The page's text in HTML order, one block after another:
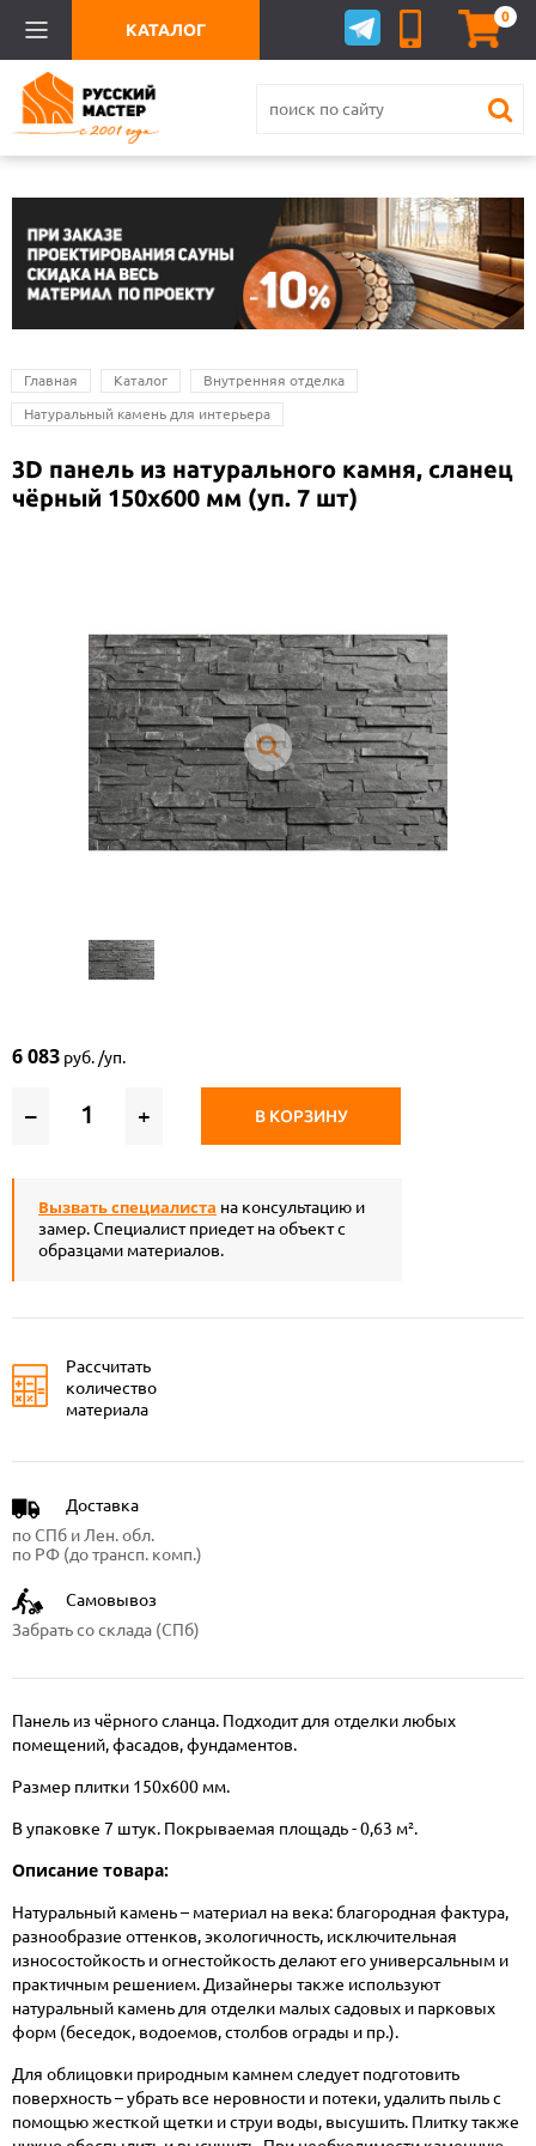
0
КАТАЛОГ
Главная Каталог Внутренняя отделка
Натуральный камень для интерьера
3D панель из натурального камня, сланец
чёрный 150х600 мм (уп. 7 шт)
6 083 руб. /уп.
– + В КОРЗИНУ
Вызвать специалиста на консультацию и
замер. Специалист приедет на объект с
образцами материалов.
Рассчитать
количество
материала
Доставка
по СПб и Лен. обл.
по РФ (до трансп. комп.)
Самовывоз
Забрать со склада (СПб)
Панель из чёрного сланца. Подходит для отделки любых
помещений, фасадов, фундаментов.
Размер плитки 150х600 мм.
В упаковке 7 штук. Покрываемая площадь - 0,63 м².
Описание товара:
Натуральный камень – материал на века: благородная фактура,
разнообразие оттенков, экологичность, исключительная
износостойкость и огнестойкость делают его универсальным и
практичным решением. Дизайнеры также используют
натуральный камень для отделки малых садовых и парковых
форм (беседок, водоемов, столбов ограды и пр.).
Для облицовки природным камнем следует подготовить
поверхность – убрать все неровности и потеки, удалить пыль с
помощью жесткой щетки и струи воды, высушить. Плитку также